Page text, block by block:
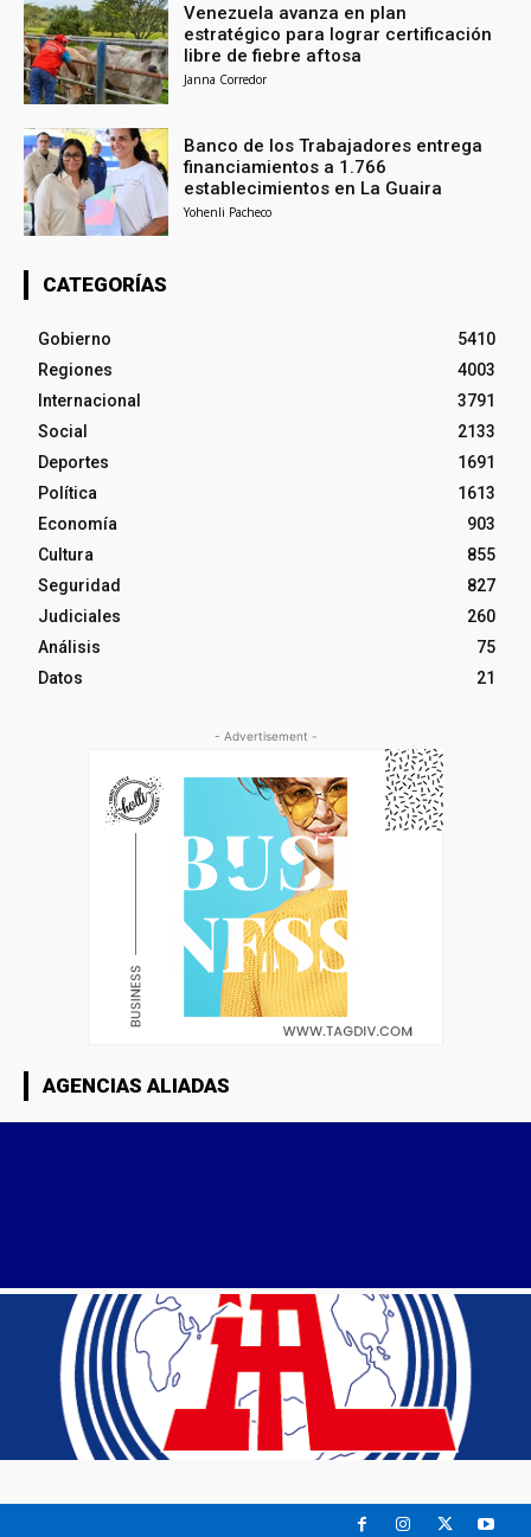
Venezuela avanza en plan
estratégico para lograr certificación
libre de fiebre aftosa
Janna Corredor
Banco de los Trabajadores entrega
financiamientos a 1.766
establecimientos en La Guaira
Yohenli Pacheco
CATEGORÍAS
Gobierno
5410
Regiones
4003
Internacional
3791
Social
2133
Deportes
1691
Política
1613
Economía
903
Cultura
855
Seguridad
827
Judiciales
260
Análisis
75
Datos
21
- Advertisement -
AGENCIAS ALIADAS